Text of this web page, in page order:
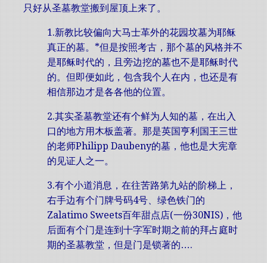
只好从圣墓教堂搬到屋顶上来了。
1.新教比较偏向大马士革外的花园坟墓为耶稣
真正的墓。*但是按照考古，那个墓的风格并不
是耶稣时代的，且旁边挖的墓也不是耶稣时代
的。但即便如此，包含我个人在内，也还是有
相信那边才是各各他的位置。
2.其实圣墓教堂还有个鲜为人知的墓，在出入
口的地方用木板盖著。那是英国亨利国王三世
的老师Philipp Daubeny的墓，他也是大宪章
的见证人之一。
3.有个小道消息，在往苦路第九站的阶梯上，
右手边有个门牌号码4号、绿色铁门的
Zalatimo Sweets百年甜点店(一份30NIS)，他
后面有个门是连到十字军时期之前的拜占庭时
期的圣墓教堂，但是门是锁著的….